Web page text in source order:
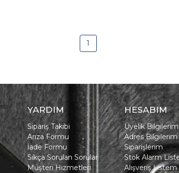
1
YARDIM
Sipariş Takibi
Arıza Formu
İade Formu
Sıkça Sorulan Sorular
Müşteri Hizmetleri
HESABIM
Üyelik Bilgilerim
Adres Bilgilerim
Siparişlerim
Stok Alarm
Alışveriş Listem